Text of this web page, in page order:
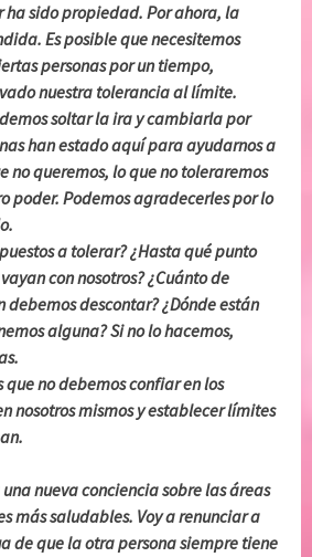
sido propiedad. Por ahora, la
Es posible que necesitemos
personas por un tiempo,
nuestra tolerancia al límite.
soltar la ira y cambiarla por
han estado aquí para ayudarnos a
no queremos, lo que no toleraremos
poder. Podemos agradecerles por lo
a tolerar? ¿Hasta qué punto
con nosotros? ¿Cuánto de
debemos descontar? ¿Dónde están
alguna? Si no lo hacemos,
que no debemos confiar en los
nosotros mismos y establecer límites
nueva conciencia sobre las áreas
más saludables. Voy a renunciar a
de que la otra persona siempre tiene